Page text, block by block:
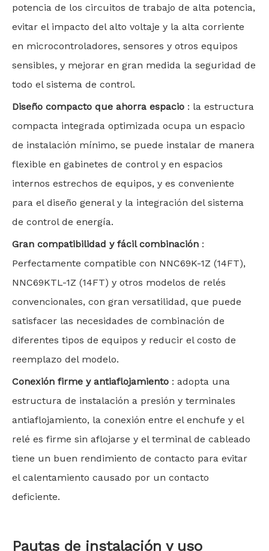
potencia de los circuitos de trabajo de alta potencia,
evitar el impacto del alto voltaje y la alta corriente
en microcontroladores, sensores y otros equipos
sensibles, y mejorar en gran medida la seguridad de
todo el sistema de control.
Diseño compacto que ahorra espacio : la estructura
compacta integrada optimizada ocupa un espacio
de instalación mínimo, se puede instalar de manera
flexible en gabinetes de control y en espacios
internos estrechos de equipos, y es conveniente
para el diseño general y la integración del sistema
de control de energía.
Gran compatibilidad y fácil combinación :
Perfectamente compatible con NNC69K-1Z (14FT),
NNC69KTL-1Z (14FT) y otros modelos de relés
convencionales, con gran versatilidad, que puede
satisfacer las necesidades de combinación de
diferentes tipos de equipos y reducir el costo de
reemplazo del modelo.
Conexión firme y antiaflojamiento : adopta una
estructura de instalación a presión y terminales
antiaflojamiento, la conexión entre el enchufe y el
relé es firme sin aflojarse y el terminal de cableado
tiene un buen rendimiento de contacto para evitar
el calentamiento causado por un contacto
deficiente.
Pautas de instalación y uso